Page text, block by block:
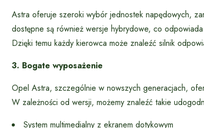
Astra oferuje szeroki wybór jednostek napędowych,
dostępne są również wersje hybrydowe, co
Dzięki temu każdy kierowca może znaleźć silnik
3. Bogate wyposażenie
Opel Astra, szczególnie w nowszych generacjach,
W zależności od wersji, możemy znaleźć takie
System multimedialny z ekranem dotykowym